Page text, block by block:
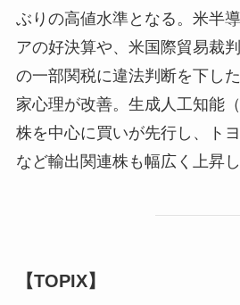
ぶりの高値水準となる。米半
アの好決算や、米国際貿易裁
の一部関税に違法判断を下し
家心理が改善。生成人工知能
株を中心に買いが先行し、ト
など輸出関連株も幅広く上昇し
【TOPIX】